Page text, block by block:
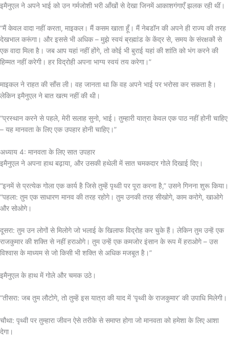
इमैनुएल ने अपने भाई को उन गर्मजोशी भरी आँखों से देखा जिनमें आकाशगंगाएँ झलक रही थीं।
“मैं केवल वादा नहीं करता, माइकल। मैं कसम खाता हूँ। मैं नेबडॉन की अपने ही राज्य की तरह
देखभाल करूंगा। और इससे भी अधिक – मुझे स्वयं ब्रह्मांड के केंद्र से, समय के संरक्षकों से
एक वादा मिला है। जब आप यहां नहीं होंगे, तो कोई भी बुराई यहां की शांति को भंग करने की
हिम्मत नहीं करेगी। हर विद्रोही अपना भाग्य स्वयं तय करेगा।”
माइकल ने राहत की साँस ली। वह जानता था कि वह अपने भाई पर भरोसा कर सकता है।
लेकिन इमैनुएल ने बात खत्म नहीं की थी।
“प्रस्थान करने से पहले, मेरी सलाह सुनो, भाई। तुम्हारी यात्रा केवल एक पाठ नहीं होनी चाहिए
– यह मानवता के लिए एक उपहार होनी चाहिए।”
अध्याय 4: मानवता के लिए सात उपहार
इमैनुएल ने अपना हाथ बढ़ाया, और उसकी हथेली में सात चमकदार गोले दिखाई दिए।
“इनमें से प्रत्येक गोला एक कार्य है जिसे तुम्हें पृथ्वी पर पूरा करना है,” उसने गिनना शुरू किया।
“पहला: तुम एक साधारण मानव की तरह रहोगे। तुम उनकी तरह सीखोगे, काम करोगे, खाओगे
और सोओगे।
दूसरा: तुम उन लोगों से मिलोगे जो भलाई के खिलाफ विद्रोह कर चुके हैं। लेकिन तुम उन्हें एक
राजकुमार की शक्ति से नहीं हराओगे। तुम उन्हें एक कमजोर इंसान के रूप में हराओगे – उस
विश्वास के माध्यम से जो किसी भी शक्ति से अधिक मजबूत है।”
इमैनुएल के हाथ में गोले और चमक उठे।
“तीसरा: जब तुम लौटोगे, तो तुम्हें इस यात्रा की याद में ‘पृथ्वी के राजकुमार’ की उपाधि मिलेगी।
चौथा: पृथ्वी पर तुम्हारा जीवन ऐसे तरीके से समाप्त होगा जो मानवता को हमेशा के लिए आशा
देगा।